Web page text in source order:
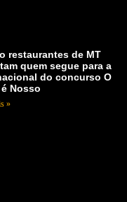
restaurantes de MT
quem segue para a
do concurso O
Nosso
»